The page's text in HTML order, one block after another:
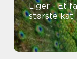
Liger - Et
største kat